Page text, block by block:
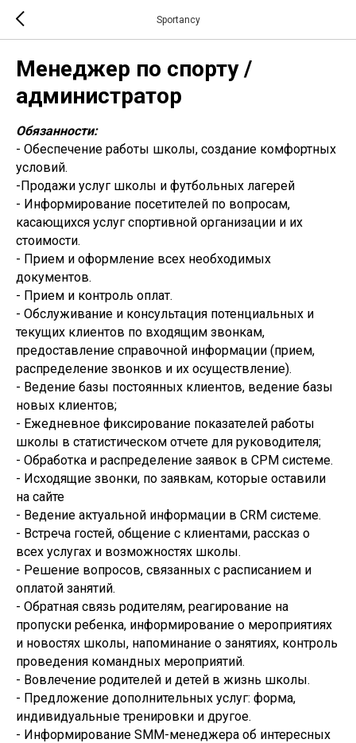
Sportancy
Менеджер по спорту /
администратор
Обязанности:
- Обеспечение работы школы, создание комфортных
условий.
-Продажи услуг школы и футбольных лагерей
- Информирование посетителей по вопросам,
касающихся услуг спортивной организации и их
стоимости.
- Прием и оформление всех необходимых
документов.
- Прием и контроль оплат.
- Обслуживание и консультация потенциальных и
текущих клиентов по входящим звонкам,
предоставление справочной информации (прием,
распределение звонков и их осуществление).
- Ведение базы постоянных клиентов, ведение базы
новых клиентов;
- Ежедневное фиксирование показателей работы
школы в статистическом отчете для руководителя;
- Обработка и распределение заявок в СРМ системе.
- Исходящие звонки, по заявкам, которые оставили
на сайте
- Ведение актуальной информации в СRM системе.
- Встреча гостей, общение с клиентами, рассказ о
всех услугах и возможностях школы.
- Решение вопросов, связанных с расписанием и
оплатой занятий.
- Обратная связь родителям, реагирование на
пропуски ребенка, информирование о мероприятиях
и новостях школы, напоминание о занятиях, контроль
проведения командных мероприятий.
- Вовлечение родителей и детей в жизнь школы.
- Предложение дополнительных услуг: форма,
индивидуальные тренировки и другое.
- Информирование SMM-менеджера об интересных